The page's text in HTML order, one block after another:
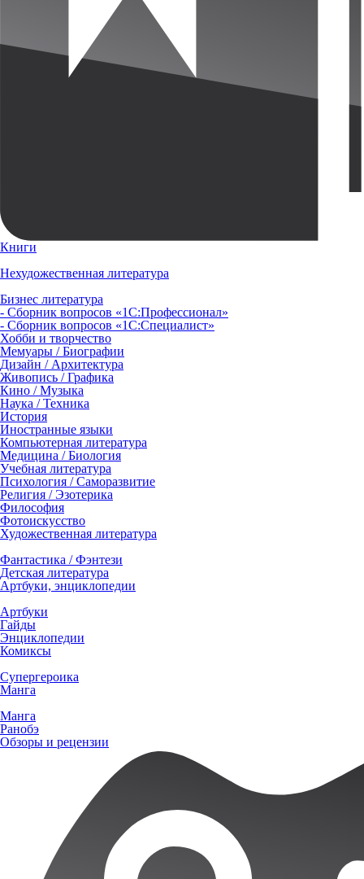
Книги
Нехудожественная литература
Бизнес литература
- Сборник вопросов «1С:Профессионал»
- Сборник вопросов «1С:Специалист»
Хобби и творчество
Мемуары / Биографии
Дизайн / Архитектура
Живопись / Графика
Кино / Музыка
Наука / Техника
История
Иностранные языки
Компьютерная литература
Медицина / Биология
Учебная литература
Психология / Саморазвитие
Религия / Эзотерика
Философия
Фотоискусство
Художественная литература
Фантастика / Фэнтези
Детская литература
Артбуки, энциклопедии
Артбуки
Гайды
Энциклопедии
Комиксы
Супергероика
Манга
Манга
Ранобэ
Обзоры и рецензии